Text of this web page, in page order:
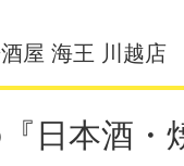
屋 海王 川越店
日本酒・